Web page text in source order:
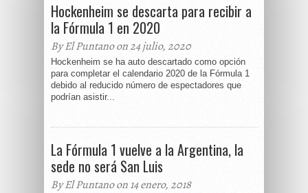
Hockenheim se descarta para recibir a
la Fórmula 1 en 2020
By El Puntano on 24 julio, 2020
Hockenheim se ha auto descartado como opción
para completar el calendario 2020 de la Fórmula 1
debido al reducido número de espectadores que
podrían asistir...
La Fórmula 1 vuelve a la Argentina, la
sede no será San Luis
By El Puntano on 14 enero, 2018